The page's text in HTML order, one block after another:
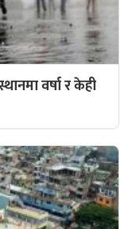
वर्षा र केही